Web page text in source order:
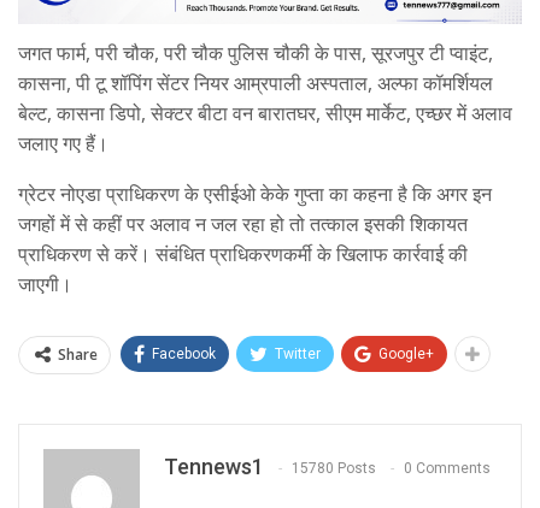
जगत फार्म, परी चौक, परी चौक पुलिस चौकी के पास, सूरजपुर टी प्वाइंट,
कासना, पी टू शॉपिंग सेंटर नियर आम्रपाली अस्पताल, अल्फा कॉमर्शियल
बेल्ट, कासना डिपो, सेक्टर बीटा वन बारातघर, सीएम मार्केट, एच्छर में अलाव
जलाए गए हैं।
ग्रेटर नोएडा प्राधिकरण के एसीईओ केके गुप्ता का कहना है कि अगर इन
जगहों में से कहीं पर अलाव न जल रहा हो तो तत्काल इसकी शिकायत
प्राधिकरण से करें। संबंधित प्राधिकरणकर्मी के खिलाफ कार्रवाई की
जाएगी।
Share Facebook Twitter Google+
Tennews1 15780 Posts 0 Comments